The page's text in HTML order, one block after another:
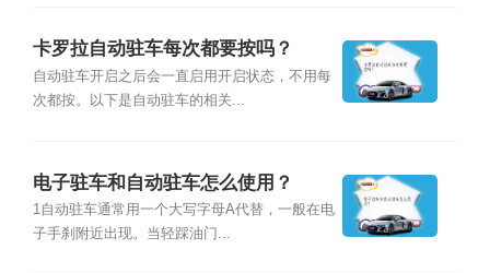
卡罗拉自动驻车每次都要按吗？
自动驻车开启之后会一直启用开启状态，不用每
次都按。以下是自动驻车的相关...
电子驻车和自动驻车怎么使用？
1自动驻车通常用一个大写字母A代替，一般在电
子手刹附近出现。当轻踩油门...